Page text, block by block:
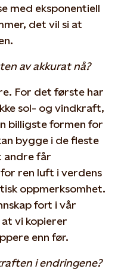
med eksponentiell
det vil si at
av akkurat nå?
For det første har
sol- og vindkraft,
billigste formen for
bygge i de fleste
andre får
ren luft i verdens
oppmerksomhet.
fort i vår
vi kopierer
enn før.
i endringene?